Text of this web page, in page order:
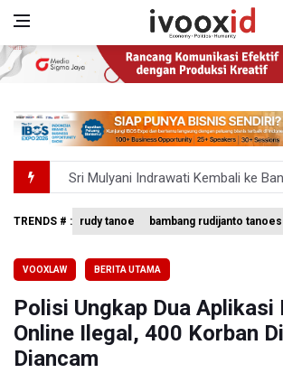
Sri Mulyani Indrawati Kembali ke
Persebaya Juara Piala Presiden
Kuasa Hukum Klaim 995 Airsoft
Menperin Sebut Insentif
TRENDS # : rudy tanoe bambang rudijanto
VOOXLAW BERITA UTAMA
Polisi Ungkap Dua Aplikasi
Online Ilegal, 400 Korban
Diancam